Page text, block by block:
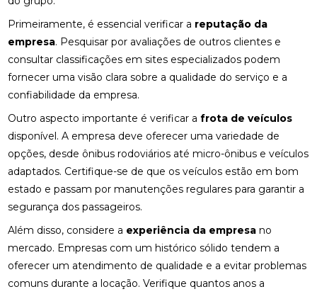
Primeiramente, é essencial verificar a reputação da
empresa. Pesquisar por avaliações de outros clientes e
consultar classificações em sites especializados podem
fornecer uma visão clara sobre a qualidade do serviço e a
confiabilidade da empresa.
Outro aspecto importante é verificar afrota de veículos
disponível. A empresa deve oferecer uma variedade de
opções, desde ônibus rodoviários até micro-ônibus e veículos
adaptados. Certifique-se de que os veículos estão em bom
estado e passam por manutenções regulares para garantir a
segurança dos passageiros.
Além disso, considere a experiência da empresa no
mercado. Empresas com um histórico sólido tendem a
oferecer um atendimento de qualidade e a evitar problemas
comuns durante a locação. Verifique quantos anos a